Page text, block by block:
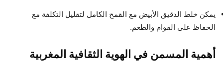
يمكن خلط الدقيق الأبيض مع القمح الكامل لتقليل التكلفة مع
الحفاظ على القوام والطعم.
أهمية المسمن في الهوية الثقافية المغربية